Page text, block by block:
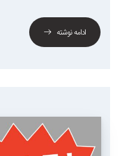
ادامه نوشته